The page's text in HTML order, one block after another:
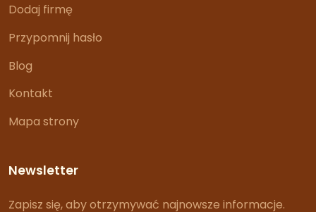
Dodaj firmę
Przypomnij hasło
Blog
Kontakt
Mapa strony
Newsletter
Zapisz się, aby otrzymywać najnowsze informacje.